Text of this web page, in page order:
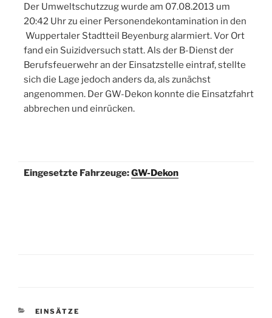
Der Umweltschutzzug wurde am 07.08.2013 um
20:42 Uhr zu einer Personendekontamination in den
Wuppertaler Stadtteil Beyenburg alarmiert. Vor Ort
fand ein Suizidversuch statt. Als der B-Dienst der
Berufsfeuerwehr an der Einsatzstelle eintraf, stellte
sich die Lage jedoch anders da, als zunächst
angenommen. Der GW-Dekon konnte die Einsatzfahrt
abbrechen und einrücken.
Eingesetzte Fahrzeuge:GW-Dekon
KATEGORIEN
EINSÄTZE